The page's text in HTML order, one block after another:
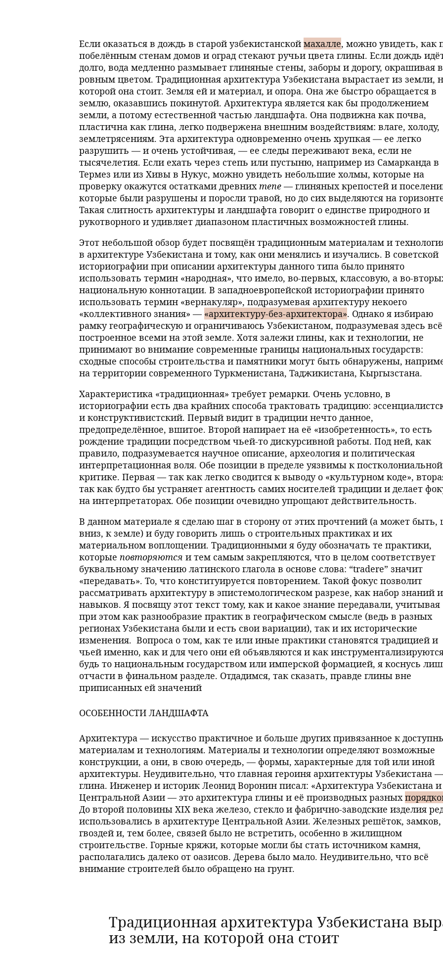
Если оказаться в дождь в старой узбекистанской махалле, можно увидеть, как
побелённым стенам домов и оград стекают ручьи цвета глины. Если дождь
долго, вода медленно размывает глиняные стены, заборы и дорогу, окрашивая
ровным цветом. Традиционная архитектура Узбекистана вырастает из земли,
которой она стоит. Земля ей и материал, и опора. Она же быстро обращается в
землю, оказавшись покинутой. Архитектура является как бы продолжением
земли, а потому естественной частью ландшафта. Она подвижна как почва,
пластична как глина, легко подвержена внешним воздействиям: влаге, холоду,
землетрясениям. Эта архитектура одновременно очень хрупкая — ее легко
разрушить — и очень устойчивая, — ее следы переживают века, если не
тысячелетия. Если ехать через степь или пустыню, например из Самарканда в
Термез или из Хивы в Нукус, можно увидеть небольшие холмы, которые на
проверку окажутся остатками древних тепе — глиняных крепостей и
которые были разрушены и поросли травой, но до сих выделяются на
Такая слитность архитектуры и ландшафта говорит о единстве природного и
рукотворного и удивляет диапазоном пластичных возможностей глины.
Этот небольшой обзор будет посвящён традиционным материалам и
в архитектуре Узбекистана и тому, как они менялись и изучались. В советской
историографии при описании архитектуры данного типа было принято
использовать термин «народная», что имело, во-первых, классовую, а во-
национальную коннотации. В западноевропейской историографии принято
использовать термин «вернакуляр», подразумевая архитектуру некоего
«коллективного знания» — «архитектуру-без-архитектора». Однако я избираю
рамку географическую и ограничиваюсь Узбекистаном, подразумевая здесь всё
построенное всеми на этой земле. Хотя залежи глины, как и технологии, не
принимают во внимание современные границы национальных государств:
сходные способы строительства и памятники могут быть обнаружены,
на территории современного Туркменистана, Таджикистана, Кыргызстана.
Характеристика «традиционная» требует ремарки. Очень условно, в
историографии есть два крайних способа трактовать традицию:
и конструктивистский. Первый видит в традиции нечто данное,
предопределённое, вшитое. Второй напирает на её «изобретенность», то есть
рождение традиции посредством чьей-то дискурсивной работы. Под ней, как
правило, подразумевается научное описание, археология и политическая
интерпретационная воля. Обе позиции в пределе уязвимы к постколониальной
критике. Первая — так как легко сводится к выводу о «культурном коде»,
так как будто бы устраняет агентность самих носителей традиции и делает
на интерпретаторах. Обе позиции очевидно упрощают действительность.
В данном материале я сделаю шаг в сторону от этих прочтений (а может быть,
вниз, к земле) и буду говорить лишь о строительных практиках и их
материальном воплощении. Традиционными я буду обозначать те практики,
которые повторяются и тем самым закрепляются, что в целом соответствует
буквальному значению латинского глагола в основе слова: “tradere” значит
«передавать». То, что конституируется повторением. Такой фокус позволит
рассматривать архитектуру в эпистемологическом разрезе, как набор знаний и
навыков. Я посвящу этот текст тому, как и какое знание передавали, учитывая
при этом как разнообразие практик в географическом смысле (ведь в разных
регионах Узбекистана были и есть свои вариации), так и их исторические
изменения. Вопроса о том, как те или иные практики становятся традицией и
чьей именно, как и для чего они ей объявляются и как
будь то национальным государством или имперской формацией, я коснусь
отчасти в финальном разделе. Отдадимся, так сказать, правде глины вне
приписанных ей значений
ОСОБЕННОСТИ ЛАНДШАФТА
Архитектура — искусство практичное и больше других привязанное к
материалам и технологиям. Материалы и технологии определяют возможные
конструкции, а они, в свою очередь, — формы, характерные для той или иной
архитектуры. Неудивительно, что главная героиня архитектуры Узбекистана —
глина. Инженер и историк Леонид Воронин писал: «Архитектура Узбекистана и
Центральной Азии — это архитектура глины и её производных разных
До второй половины XIX века железо, стекло и фабрично-заводские изделия
использовались в архитектуре Центральной Азии. Железных решёток, замков,
гвоздей и, тем более, связей было не встретить, особенно в жилищном
строительстве. Горные кряжи, которые могли бы стать источником камня,
располагались далеко от оазисов. Дерева было мало. Неудивительно, что всё
внимание строителей было обращено на грунт.
Традиционная архитектура Узбекистана
из земли, на которой она стоит